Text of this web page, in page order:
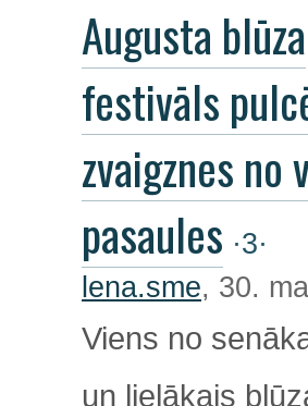
Augusta blūza
festivāls
zvaigznes no
pasaules ·3·
lena.sme, 30.
Viens no
un lielākais